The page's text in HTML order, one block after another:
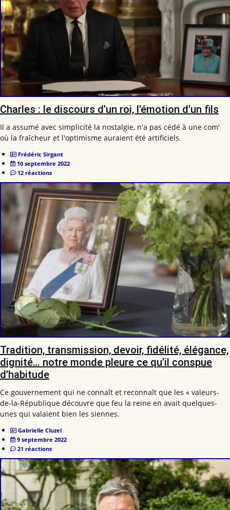
Charles : le discours d’un roi, l’émotion d’un fils
Il a assumé avec simplicité la nostalgie, n'a pas cédé à une com'
où la fraîcheur et l'optimisme auraient été artificiels.
Frédéric Sirgant
10 septembre 2022
12 réactions
Tradition, transmission, devoir, fidélité, élégance,
dignité… notre monde pleure ce qu’il conspue
d’habitude
Ce gouvernement qui ne connaît et reconnaît que les « valeurs-
de-la-République découvre que feu la reine en avait quelques-
unes qui valaient bien les siennes.
Gabrielle Cluzel
9 septembre 2022
21 réactions